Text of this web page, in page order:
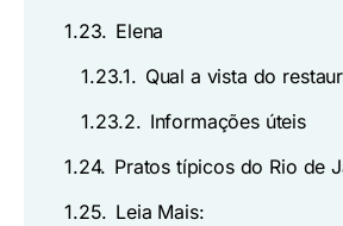
1.23. Elena
1.23.1. Qual a vista do
1.23.2. Informações úteis
1.24. Pratos típicos do Rio de
1.25. Leia Mais: